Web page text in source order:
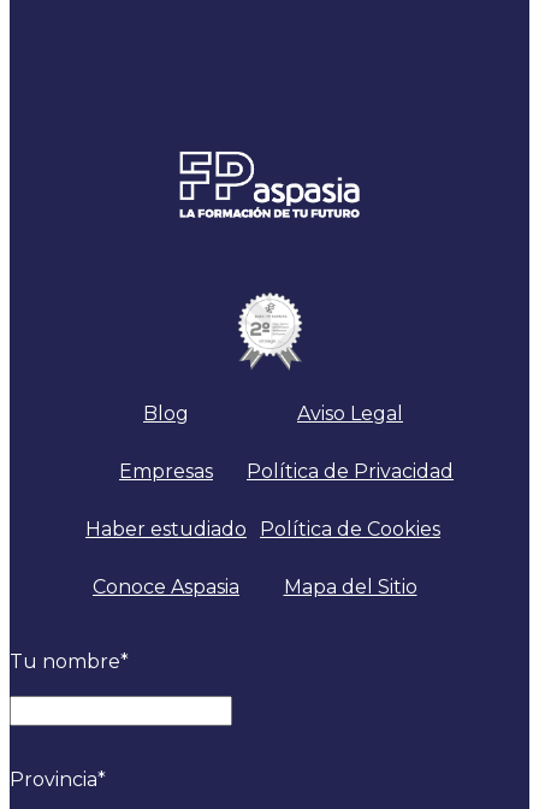
Blog
Empresas
Haber estudiado
Conoce Aspasia
Aviso Legal
Política de Privacidad
Política de Cookies
Mapa del Sitio
Tu nombre*
Provincia*